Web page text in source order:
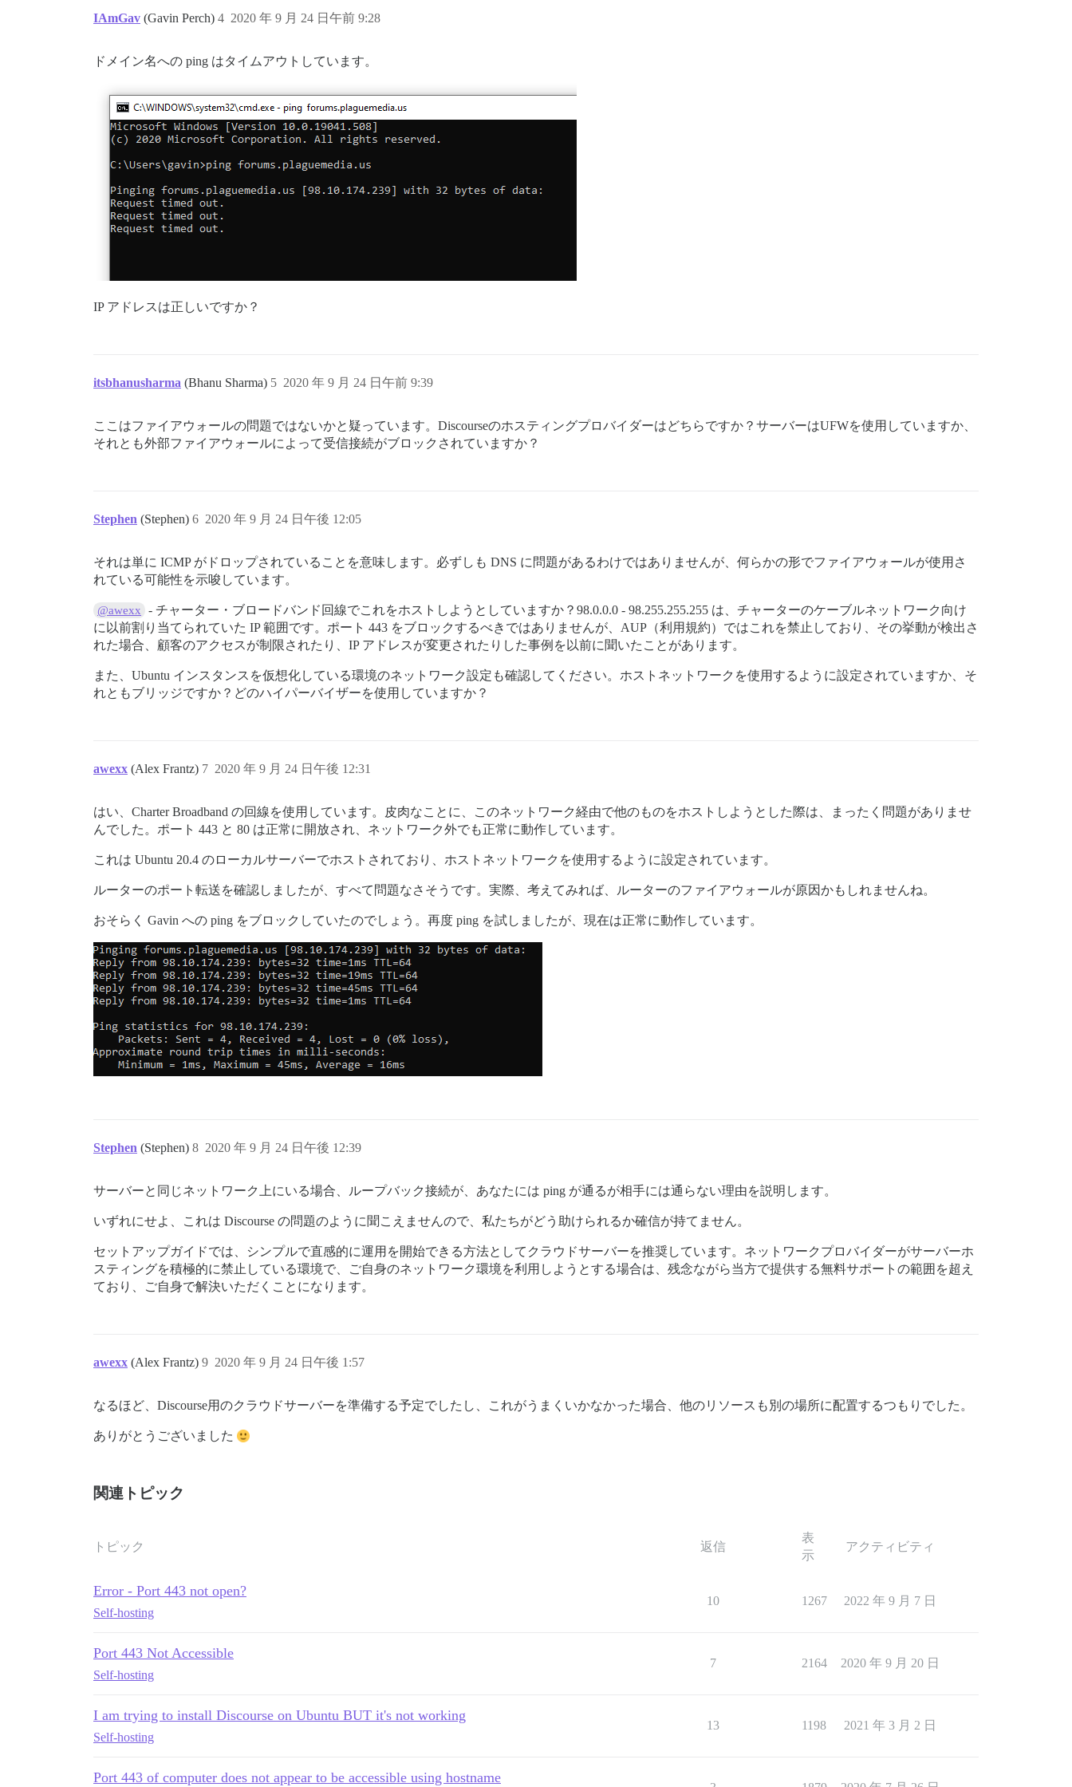
IAmGav (Gavin Perch) 2020 年 9 月 24 日午前 9:28
4
ドメイン名への ping はタイムアウトしています。
IP アドレスは正しいですか？
itsbhanusharma (Bhanu Sharma) 2020 年 9 月 24 日午前 9:39
5
ここはファイアウォールの問題ではないかと疑っています。Discourseのホスティングプロバイダーはどちらですか？サーバーはUFWを使用していますか、
それとも外部ファイアウォールによって受信接続がブロックされていますか？
Stephen (Stephen) 2020 年 9 月 24 日午後 12:05
6
それは単に ICMP がドロップされていることを意味します。必ずしも DNS に問題があるわけではありませんが、何らかの形でファイアウォールが使用さ
れている可能性を示唆しています。
@awexx
- チャーター・ブロードバンド回線でこれをホストしようとしていますか？98.0.0.0 - 98.255.255.255 は、チャーターのケーブルネットワーク向け
に以前割り当てられていた IP 範囲です。ポート 443 をブロックするべきではありませんが、AUP（利用規約）ではこれを禁止しており、その挙動が検出さ
れた場合、顧客のアクセスが制限されたり、IP アドレスが変更されたりした事例を以前に聞いたことがあります。
また、Ubuntu インスタンスを仮想化している環境のネットワーク設定も確認してください。ホストネットワークを使用するように設定されていますか、そ
れともブリッジですか？どのハイパーバイザーを使用していますか？
awexx (Alex Frantz) 2020 年 9 月 24 日午後 12:31
7
はい、Charter Broadband の回線を使用しています。皮肉なことに、このネットワーク経由で他のものをホストしようとした際は、まったく問題がありませ
んでした。ポート 443 と 80 は正常に開放され、ネットワーク外でも正常に動作しています。
これは Ubuntu 20.4 のローカルサーバーでホストされており、ホストネットワークを使用するように設定されています。
ルーターのポート転送を確認しましたが、すべて問題なさそうです。実際、考えてみれば、ルーターのファイアウォールが原因かもしれませんね。
おそらく Gavin への ping をブロックしていたのでしょう。再度 ping を試しましたが、現在は正常に動作しています。
Stephen (Stephen) 2020 年 9 月 24 日午後 12:39
8
サーバーと同じネットワーク上にいる場合、ループバック接続が、あなたには ping が通るが相手には通らない理由を説明します。
いずれにせよ、これは Discourse の問題のように聞こえませんので、私たちがどう助けられるか確信が持てません。
セットアップガイドでは、シンプルで直感的に運用を開始できる方法としてクラウドサーバーを推奨しています。ネットワークプロバイダーがサーバーホ
スティングを積極的に禁止している環境で、ご自身のネットワーク環境を利用しようとする場合は、残念ながら当方で提供する無料サポートの範囲を超え
ており、ご自身で解決いただくことになります。
awexx (Alex Frantz) 2020 年 9 月 24 日午後 1:57
9
なるほど、Discourse用のクラウドサーバーを準備する予定でしたし、これがうまくいかなかった場合、他のリソースも別の場所に配置するつもりでした。
ありがとうございました
関連トピック
トピック 返信
表
示
アクティビティ
Error - Port 443 not open?
Self-hosting
10 1267 2022 年 9 月 7 日
Port 443 Not Accessible
Self-hosting
7 2164 2020 年 9 月 20 日
I am trying to install Discourse on Ubuntu BUT it's not working
Self-hosting
13 1198 2021 年 3 月 2 日
Port 443 of computer does not appear to be accessible using hostname